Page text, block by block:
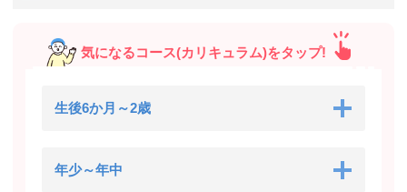
気になるコース(カリキュラム)をタップ!
生後6か月～2歳
年少～年中